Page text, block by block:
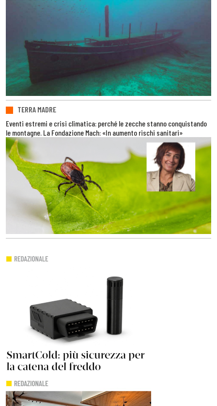
TERRA MADRE
Eventi estremi e crisi climatica: perché le zecche stanno conquistando
le montagne. La Fondazione Mach: «In aumento rischi sanitari»